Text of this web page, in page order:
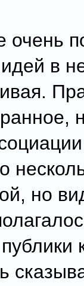
в
но